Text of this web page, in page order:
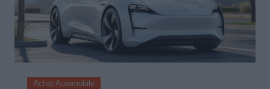
Achat Automobile